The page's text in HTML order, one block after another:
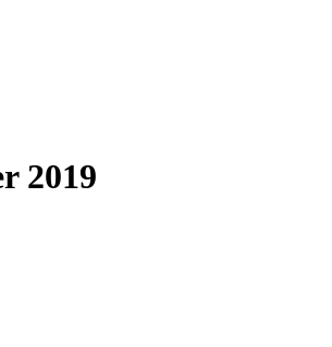
2019